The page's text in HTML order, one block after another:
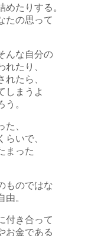
たりする。
たの思って
んな自分の
たり、
たら、
しまうよ
。
、
いで、
まった
ものではな
。
付き合って
お金である